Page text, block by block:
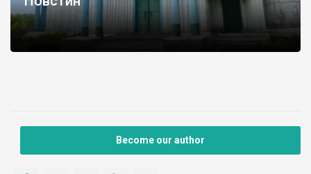
Become our author